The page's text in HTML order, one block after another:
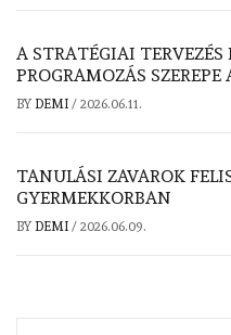
A STRATÉGIAI TERVEZÉS
PROGRAMOZÁS SZEREPE
BY DEMI / 2026.06.11.
TANULÁSI ZAVAROK
GYERMEKKORBAN
BY DEMI / 2026.06.09.